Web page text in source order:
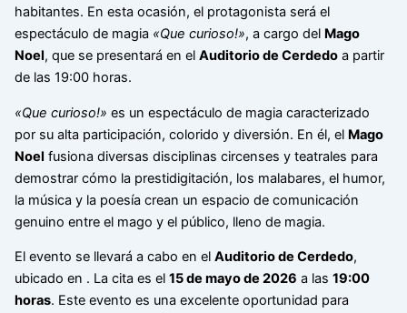
habitantes. En esta ocasión, el protagonista será el
espectáculo de magia «Que curioso!», a cargo del Mago
Noel, que se presentará en el Auditorio de Cerdedoa partir
de las 19:00 horas.
«Que curioso!» es un espectáculo de magia caracterizado
por su alta participación, colorido y diversión. En él, el Mago
Noel fusiona diversas disciplinas circenses y teatrales para
demostrar cómo la prestidigitación, los malabares, el humor,
la música y la poesía crean un espacio de comunicación
genuino entre el mago y el público, lleno de magia.
El evento se llevará a cabo en el Auditorio de Cerdedo,
ubicado en . La cita es el 15 de mayo de 2026 a las 19:00
horas. Este evento es una excelente oportunidad para